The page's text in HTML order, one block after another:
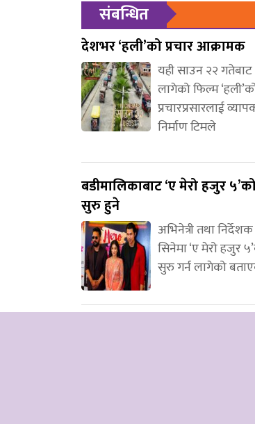
संबन्धित
देशभर ‘हली’को प्रचार आक्रामक
यही साउन २२
लागेको फिल्म
प्रचारप्रसारलाई
निर्माण टिमले
बडीमालिकाबाट ‘ए मेरो हजुर
सुरु हुने
अभिनेत्री तथा
सिनेमा ‘ए मेरो हजुर
सुरु गर्न लागेको